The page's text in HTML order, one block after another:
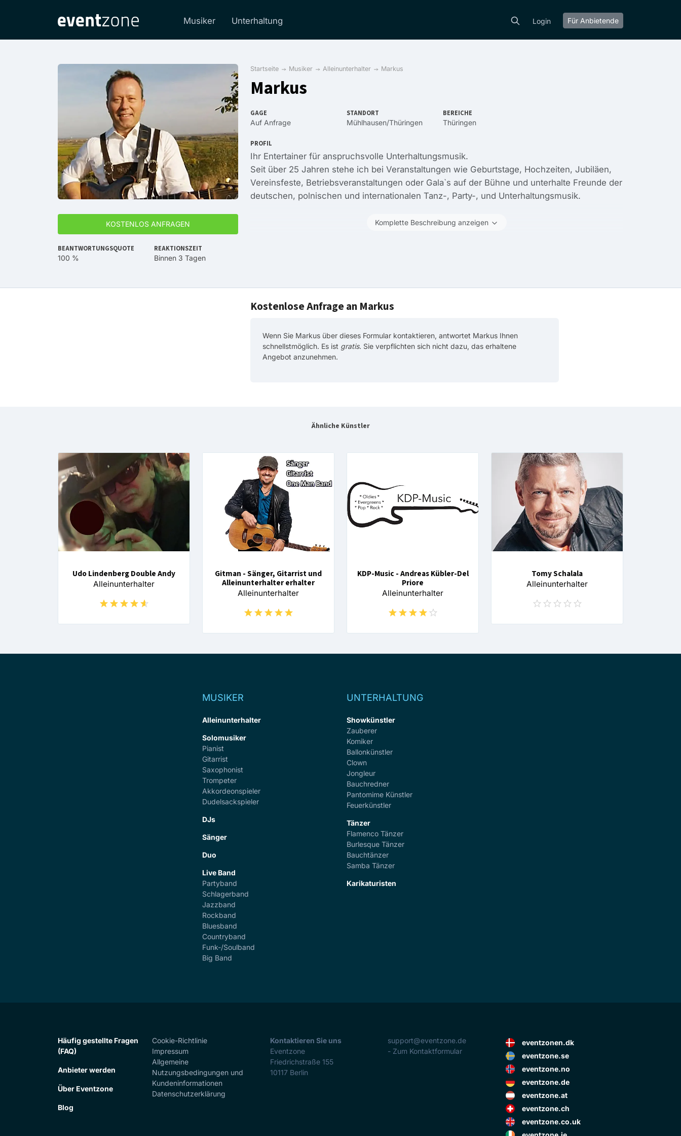
Musiker Unterhaltung Login Für Anbietende
KOSTENLOS ANFRAGEN
BEANTWORTUNGSQUOTE
100 %
REAKTIONSZEIT
Binnen 3 Tagen
Startseite Musiker Alleinunterhalter Markus
Markus
GAGE
Auf Anfrage
STANDORT
Mühlhausen/Thüringen
BEREICHE
Thüringen
PROFIL
Ihr Entertainer für anspruchsvolle Unterhaltungsmusik.
Seit über 25 Jahren stehe ich bei Veranstaltungen wie Geburtstage, Hochzeiten, Jubiläen,
Vereinsfeste, Betriebsveranstaltungen oder Gala`s auf der Bühne und unterhalte Freunde der
deutschen, polnischen und internationalen Tanz-, Party-, und Unterhaltungsmusik.
Komplette Beschreibung anzeigen
Kostenlose Anfrage an Markus
Wenn Sie Markus über dieses Formular kontaktieren, antwortet Markus Ihnen
schnellstmöglich. Es ist gratis. Sie verpflichten sich nicht dazu, das erhaltene
Angebot anzunehmen.
Ähnliche Künstler
Udo Lindenberg Double Andy
Alleinunterhalter
Gitman - Sänger, Gitarrist und
Alleinunterhalter erhalter
Alleinunterhalter
KDP-Music - Andreas Kübler-Del
Priore
Alleinunterhalter
Tomy Schalala
Alleinunterhalter
MUSIKER
Alleinunterhalter
Solomusiker
Pianist
Gitarrist
Saxophonist
Trompeter
Akkordeonspieler
Dudelsackspieler
DJs
Sänger
Duo
Live Band
Partyband
Schlagerband
Jazzband
Rockband
Bluesband
Countryband
Funk-/Soulband
Big Band
UNTERHALTUNG
Showkünstler
Zauberer
Komiker
Ballonkünstler
Clown
Jongleur
Bauchredner
Pantomime Künstler
Feuerkünstler
Tänzer
Flamenco Tänzer
Burlesque Tänzer
Bauchtänzer
Samba Tänzer
Karikaturisten
Häufig gestellte Fragen
(FAQ)
Anbieter werden
Über Eventzone
Blog
Cookie-Richtlinie
Impressum
Allgemeine
Nutzungsbedingungen und
Kundeninformationen
Datenschutzerklärung
Kontaktieren Sie uns
Eventzone
Friedrichstraße 155
10117 Berlin
support@eventzone.de
- Zum Kontaktformular
eventzonen.dk
eventzone.se
eventzone.no
eventzone.de
eventzone.at
eventzone.ch
eventzone.co.uk